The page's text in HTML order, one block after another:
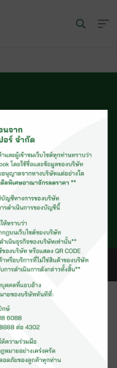
Reserved
Privacy Policy)